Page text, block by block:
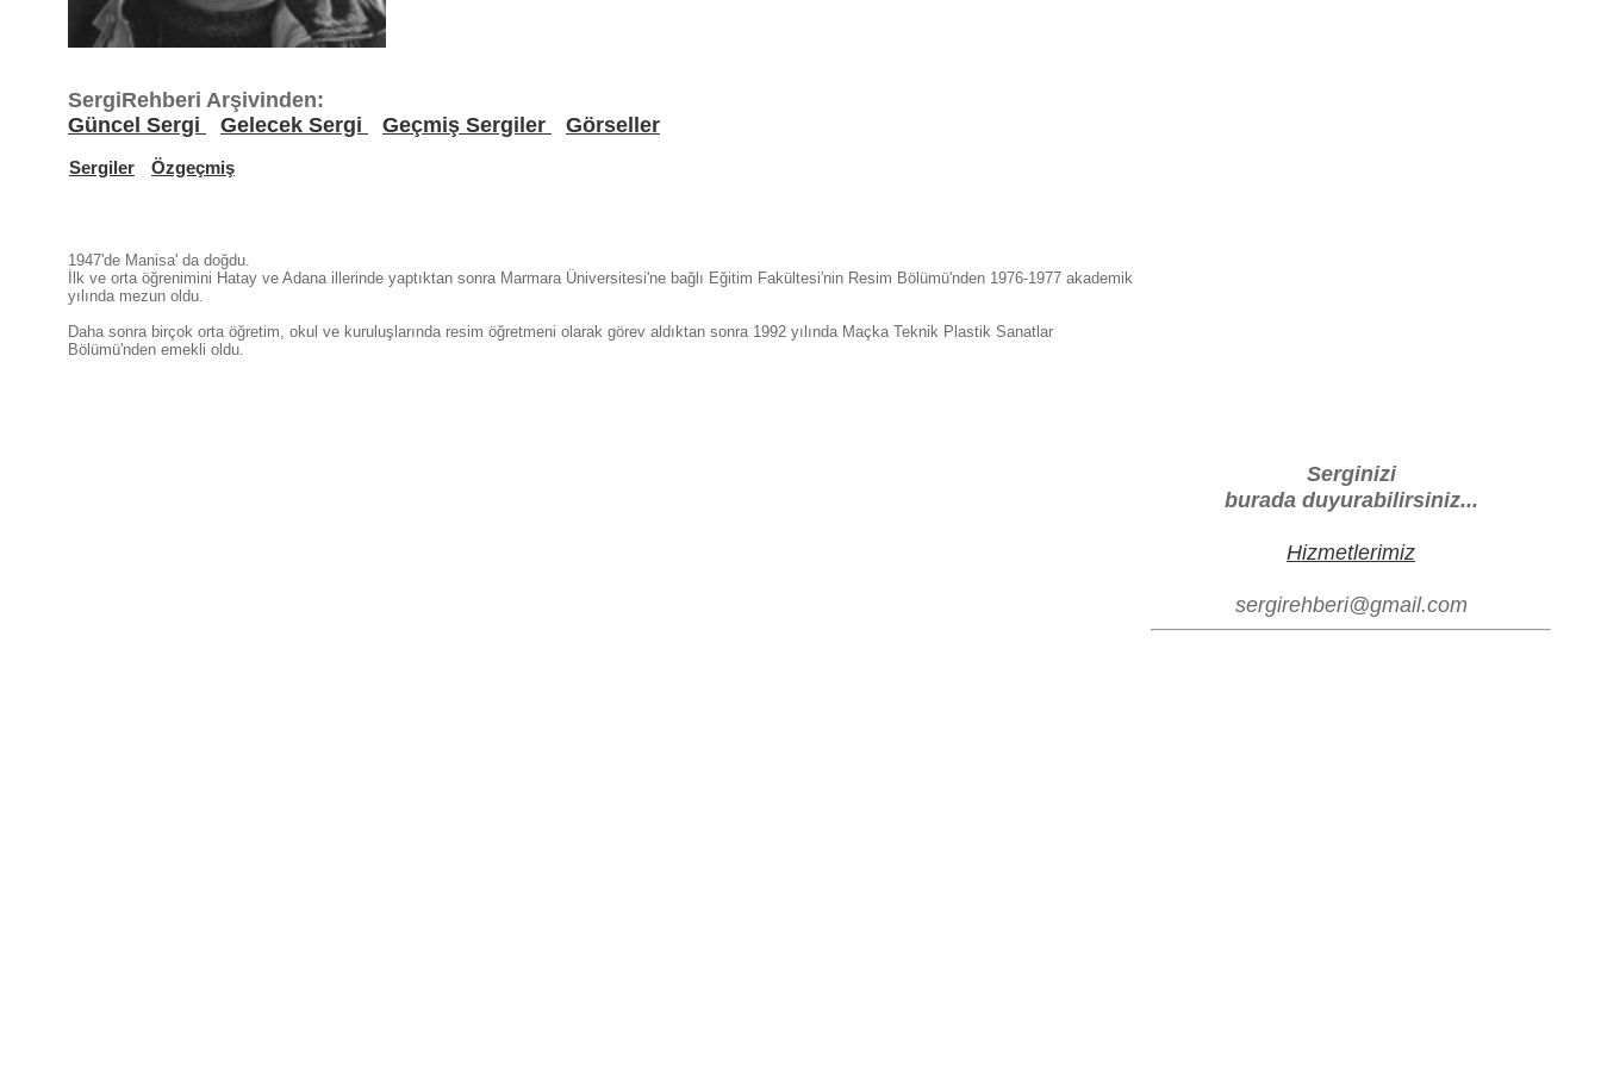
SergiRehberi Arşivinden:
Güncel Sergi
Gelecek Sergi Geçmiş Sergiler Görseller
Sergiler Özgeçmiş
1947'de Manisa' da doğdu.
İlk ve orta öğrenimini Hatay ve Adana illerinde yaptıktan sonra Marmara Üniversitesi'ne bağlı Eğitim Fakültesi'nin Resim Bölümü'nden 1976-1977 akademik
yılında mezun oldu.
Daha sonra birçok orta öğretim, okul ve kuruluşlarında resim öğretmeni olarak görev aldıktan sonra 1992 yılında Maçka Teknik Plastik Sanatlar
Bölümü'nden emekli oldu.
Serginizi
burada duyurabilirsiniz...
Hizmetlerimiz
sergirehberi@gmail.com